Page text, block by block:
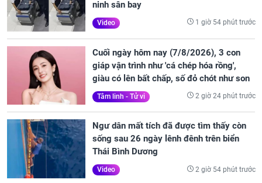
ninh sân bay
Video 1 giờ 54 phút trước
Cuối ngày hôm nay (7/8/2026), 3 con
giáp vận trình như 'cá chép hóa rồng',
giàu có lên bất chấp, số đỏ chót như son
Tâm linh - Tử vi 2 giờ 24 phút trước
Ngư dân mất tích đã được tìm thấy còn
sống sau 26 ngày lênh đênh trên biển
Thái Bình Dương
Video 2 giờ 54 phút trước